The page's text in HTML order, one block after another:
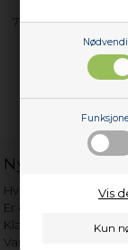
Vis
7182482800
Nyttige lenker
Hvor gammelt er
Er det verdt å
Klage på
Vannets hardhetsgrad